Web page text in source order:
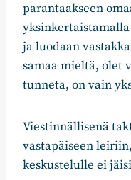
parantaakseen
ja luodaan
samaa mieltä, olet
tunneta, on vain
Viestinnällisenä
vastapäiseen
keskustelulle ei